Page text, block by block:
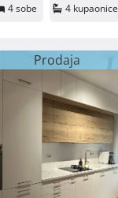
4 sobe 4 kupaonice
Prodaja